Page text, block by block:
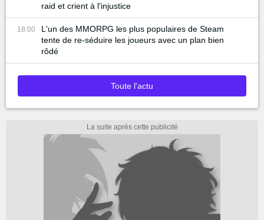
raid et crient à l'injustice
18:00
L'un des MMORPG les plus populaires de Steam
tente de re-séduire les joueurs avec un plan bien
rôdé
Toute l'actu